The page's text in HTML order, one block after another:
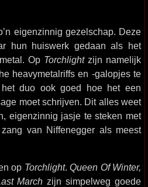
eigenzinnig gezelschap. Deze
hun huiswerk gedaan als het
Op Torchlightzijn namelijk
heavymetalriffs en -galopjes te
duo ook goed hoe het een
moet schrijven. Dit alles weet
eigenzinnig jasje te steken met
van Niffenegger als meest
op Torchlight.Queen Of Winter,
March zijn simpelweg goede